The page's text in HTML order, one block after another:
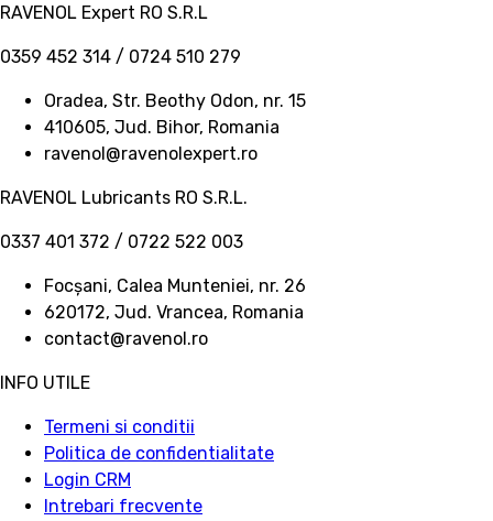
RAVENOL Expert RO S.R.L
0359 452 314 / 0724 510 279
Oradea, Str. Beothy Odon, nr. 15
410605, Jud. Bihor, Romania
ravenol@ravenolexpert.ro
RAVENOL Lubricants RO S.R.L.
0337 401 372 / 0722 522 003
Focșani, Calea Munteniei, nr. 26
620172, Jud. Vrancea, Romania
contact@ravenol.ro
INFO UTILE
Termeni si conditii
Politica de confidentialitate
Login CRM
Intrebari frecvente